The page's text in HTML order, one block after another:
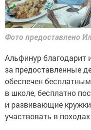
Фото предоставлено
Альфинур благодарит
за предоставленные
обеспечен
в школе, бесплатно
и развивающие
участвовать в